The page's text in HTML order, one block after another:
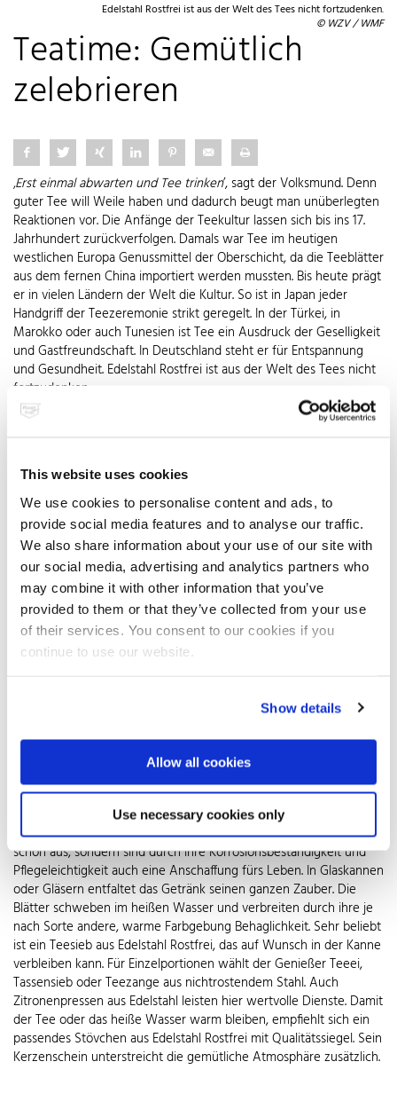
This website uses cookies
We use cookies to personalise content and ads, to
provide social media features and to analyse our traffic.
We also share information about your use of our site with
our social media, advertising and analytics partners who
may combine it with other information that you’ve
provided to them or that they’ve collected from your use
of their services. You consent to our cookies if you
continue to use our website.
Show details
Allow all cookies
Use necessary cookies only
Edelstahl Rostfrei ist aus der Welt des Tees nicht fortzudenken.
© WZV / WMF
Teatime: Gemütlich
zelebrieren
‚Erst einmal abwarten und Tee trinken’, sagt der Volksmund. Denn
guter Tee will Weile haben und dadurch beugt man unüberlegten
Reaktionen vor. Die Anfänge der Teekultur lassen sich bis ins 17.
Jahrhundert zurückverfolgen. Damals war Tee im heutigen
westlichen Europa Genussmittel der Oberschicht, da die Teeblätter
aus dem fernen China importiert werden mussten. Bis heute prägt
er in vielen Ländern der Welt die Kultur. So ist in Japan jeder
Handgriff der Teezeremonie strikt geregelt. In der Türkei, in
Marokko oder auch Tunesien ist Tee ein Ausdruck der Geselligkeit
und Gastfreundschaft. In Deutschland steht er für Entspannung
und Gesundheit. Edelstahl Rostfrei ist aus der Welt des Tees nicht
fortzudenken.
Über Geschmack lässt sich bekanntlich nicht streiten – und beim
gar nicht fermentiert – wird daraus schwarzer, Oolong oder
grüner Tee. Viele aromatisierte Varianten von schwarzem oder
grünem Tee kommen den jeweiligen Geschmacksvorlieben
entgegen. Früchtetees oder der afrikanische Rooibos sind
eigentlich gar kein Tee, da sie aus getrockneten
Fruchtbestandteilen oder Zweigen gewonnen werden. Auch so
bekannte Kräutertees wie Pfefferminz- oder Kamillentee sind
streng genommen kein echter Tee, da sie aus Kräutern und
verschiedenen Pflanzenteilen hergestellt werden. Ob mit Milch,
Zucker oder Zitrone zubereitet: Was, wie viel und in welcher
befüllte Pads oder lose Blätter werden in die Kanne gegeben, mit
kochendem Wasser übergossen und je nach gewünschter
Wirkung – anregend oder beruhigend – ziehen gelassen. Glas und
Edelstahl sind geschmacksneutral und deshalb die am weitesten
verbreiteten Gefäße für die Zubereitung. Wasserkessel aus
Edelstahl Rostfrei mit Qualitätssiegel sehen nicht nur traumhaft
schön aus, sondern sind durch ihre Korrosionsbeständigkeit und
Pflegeleichtigkeit auch eine Anschaffung fürs Leben. In Glaskannen
oder Gläsern entfaltet das Getränk seinen ganzen Zauber. Die
Blätter schweben im heißen Wasser und verbreiten durch ihre je
nach Sorte andere, warme Farbgebung Behaglichkeit. Sehr beliebt
ist ein Teesieb aus Edelstahl Rostfrei, das auf Wunsch in der Kanne
verbleiben kann. Für Einzelportionen wählt der Genießer Teeei,
Tassensieb oder Teezange aus nichtrostendem Stahl. Auch
Zitronenpressen aus Edelstahl leisten hier wertvolle Dienste. Damit
der Tee oder das heiße Wasser warm bleiben, empfiehlt sich ein
passendes Stövchen aus Edelstahl Rostfrei mit Qualitätssiegel. Sein
Kerzenschein unterstreicht die gemütliche Atmosphäre zusätzlich.